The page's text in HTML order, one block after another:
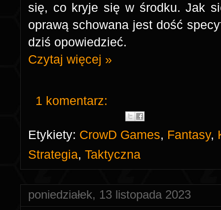
się, co kryje się w środku. Jak
oprawą schowana jest dość
dziś opowiedzieć.
Czytaj więcej »
1 komentarz:
Etykiety: CrowD Games, Fantasy,
Strategia, Taktyczna
poniedziałek, 13 listopada 2023